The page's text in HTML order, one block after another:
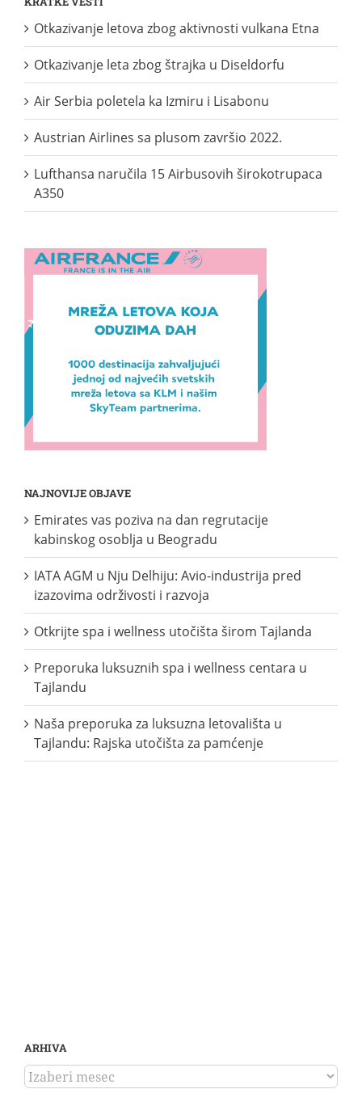
Otkazivanje letova zbog aktivnosti vulkana Etna
Otkazivanje leta zbog štrajka u Diseldorfu
Air Serbia poletela ka Izmiru i Lisabonu
Austrian Airlines sa plusom završio 2022.
Lufthansa naručila 15 Airbusovih širokotrupaca
A350
NAJNOVIJE OBJAVE
Emirates vas poziva na dan regrutacije
kabinskog osoblja u Beogradu
IATA AGM u Nju Delhiju: Avio-industrija pred
izazovima održivosti i razvoja
Otkrijte spa i wellness utočišta širom Tajlanda
Preporuka luksuznih spa i wellness centara u
Tajlandu
Naša preporuka za luksuzna letovališta u
Tajlandu: Rajska utočišta za pamćenje
ARHIVA
ARHIVA